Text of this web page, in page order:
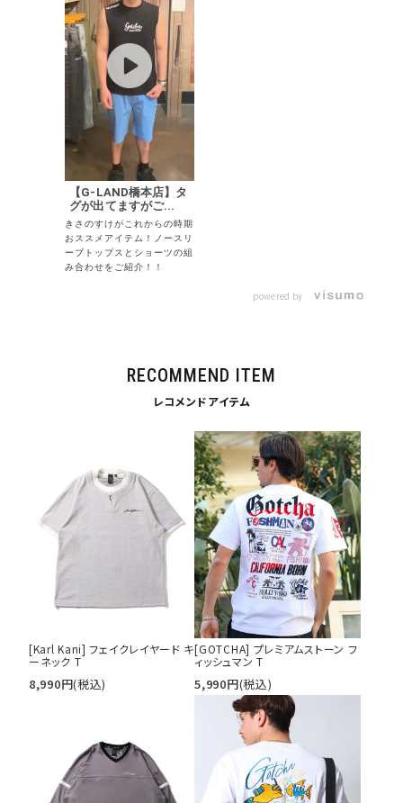
円 ～ 円
並び順
カテゴリ
S
M
L
XL
XXXL
29inc
30inc
32inc
38inc
カラー
【G-LAND橋本店】タ
グが出てますがご...
きさのすけがこれからの時期
おススメアイテム！ノースリ
ーブトップスとショーツの組
み合わせをご紹介！！
powered by
RECOMMEND ITEM
レコメンドアイテム
[Karl Kani] フェイクレイヤード キ
ーネック T
8,990円(税込)
[GOTCHA] プレミアムストーン フ
ィッシュマン T
5,990円(税込)